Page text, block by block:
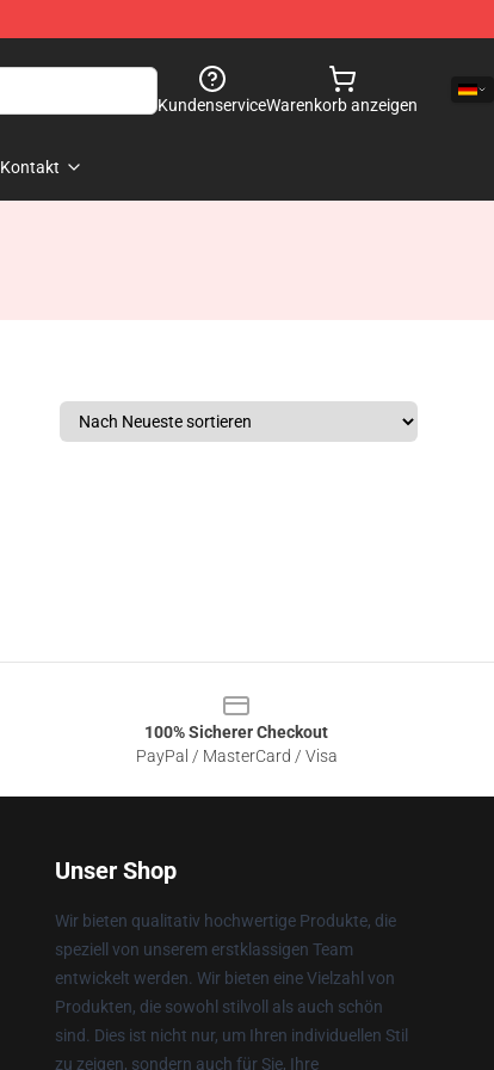
KundenserviceWarenkorb anzeigen
Kontakt
100% Sicherer Checkout
PayPal / MasterCard / Visa
Unser Shop
Wir bieten qualitativ hochwertige Produkte, die
speziell von unserem erstklassigen Team
entwickelt werden. Wir bieten eine Vielzahl von
Produkten, die sowohl stilvoll als auch schön
sind. Dies ist nicht nur, um Ihren individuellen Stil
zu zeigen, sondern auch für Sie, Ihre